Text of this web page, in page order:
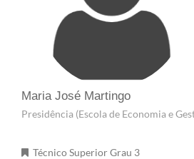
Maria José Martingo
Presidência (Escola de Economia e
Técnico Superior Grau 3